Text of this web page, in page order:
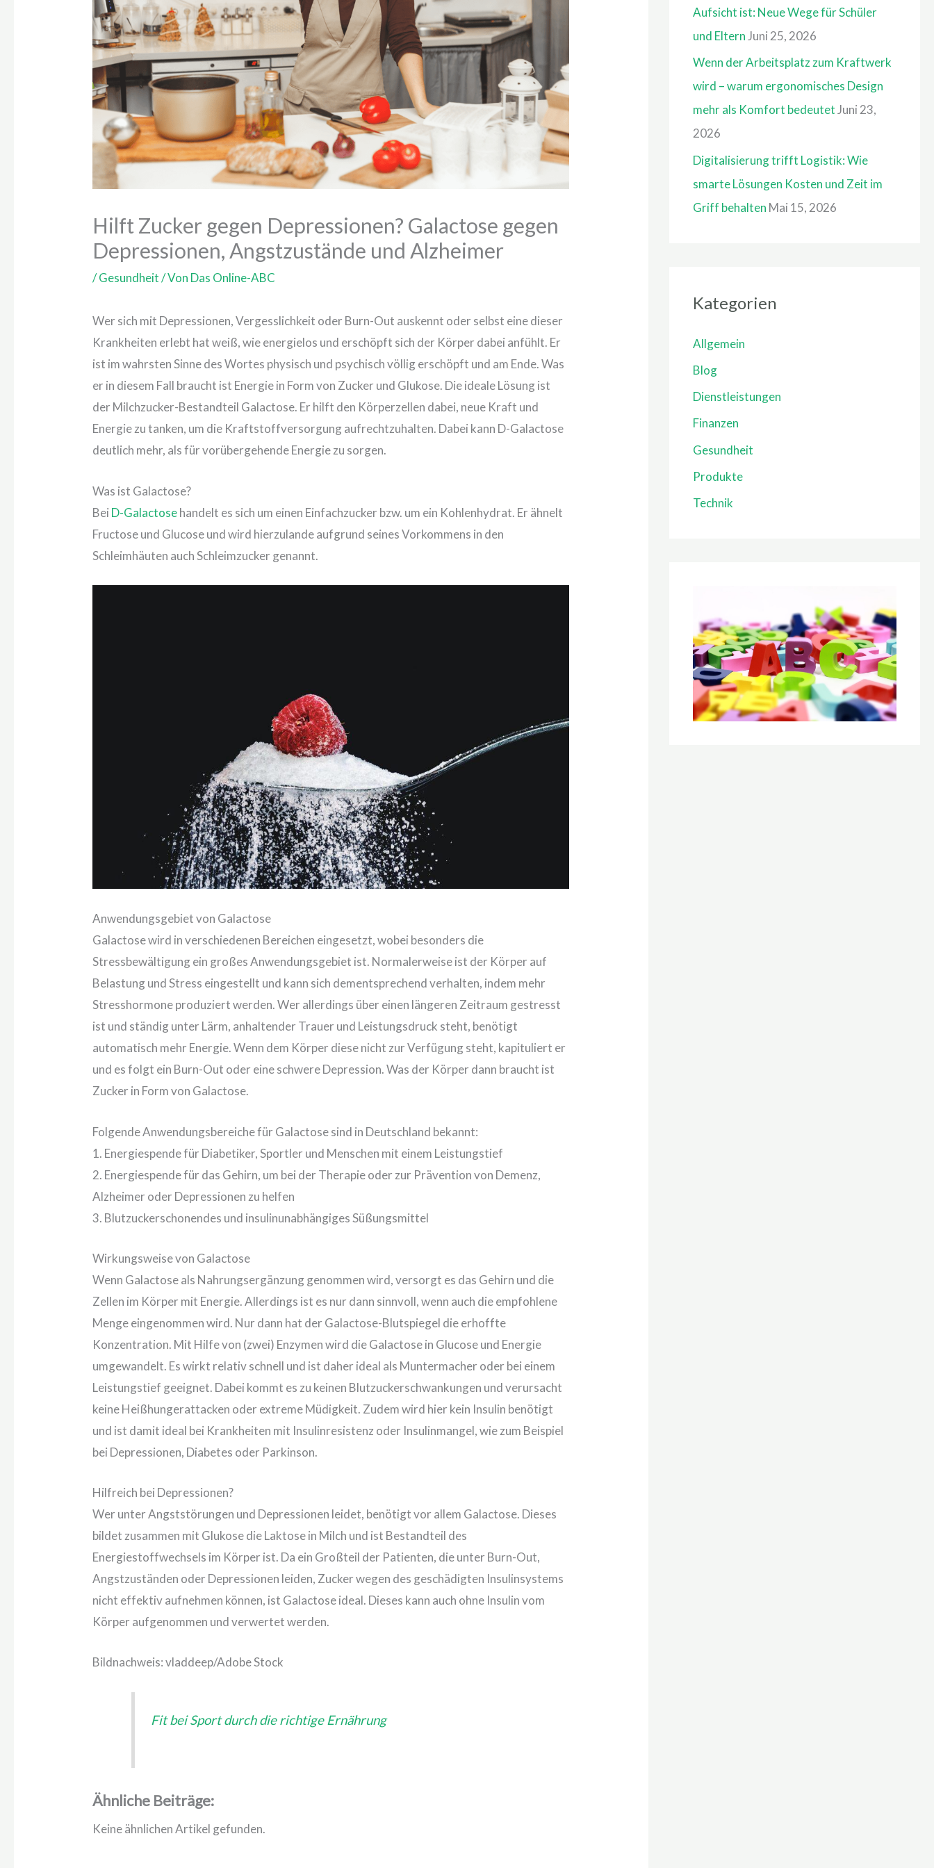
Hilft Zucker gegen Depressionen? Galactose gegen
Depressionen, Angstzustände und Alzheimer
/Gesundheit/ Von Das Online-ABC
Wer sich mit Depressionen, Vergesslichkeit oder Burn-Out auskennt oder selbst eine dieser
Krankheiten erlebt hat weiß, wie energielos und erschöpft sich der Körper dabei anfühlt. Er
ist im wahrsten Sinne des Wortes physisch und psychisch völlig erschöpft und am Ende. Was
er in diesem Fall braucht ist Energie in Form von Zucker und Glukose. Die ideale Lösung ist
der Milchzucker-Bestandteil Galactose. Er hilft den Körperzellen dabei, neue Kraft und
Energie zu tanken, um die Kraftstoffversorgung aufrechtzuhalten. Dabei kann D-Galactose
deutlich mehr, als für vorübergehende Energie zu sorgen.
Was ist Galactose?
Bei D-Galactosehandelt es sich um einen Einfachzucker bzw. um ein Kohlenhydrat. Er ähnelt
Fructose und Glucose und wird hierzulande aufgrund seines Vorkommens in den
Schleimhäuten auch Schleimzucker genannt.
Anwendungsgebiet von Galactose
Galactose wird in verschiedenen Bereichen eingesetzt, wobei besonders die
Stressbewältigung ein großes Anwendungsgebiet ist. Normalerweise ist der Körper auf
Belastung und Stress eingestellt und kann sich dementsprechend verhalten, indem mehr
Stresshormone produziert werden. Wer allerdings über einen längeren Zeitraum gestresst
ist und ständig unter Lärm, anhaltender Trauer und Leistungsdruck steht, benötigt
automatisch mehr Energie. Wenn dem Körper diese nicht zur Verfügung steht, kapituliert er
und es folgt ein Burn-Out oder eine schwere Depression. Was der Körper dann braucht ist
Zucker in Form von Galactose.
Folgende Anwendungsbereiche für Galactose sind in Deutschland bekannt:
1. Energiespende für Diabetiker, Sportler und Menschen mit einem Leistungstief
2. Energiespende für das Gehirn, um bei der Therapie oder zur Prävention von Demenz,
Alzheimer oder Depressionen zu helfen
3. Blutzuckerschonendes und insulinunabhängiges Süßungsmittel
Wirkungsweise von Galactose
Wenn Galactose als Nahrungsergänzung genommen wird, versorgt es das Gehirn und die
Zellen im Körper mit Energie. Allerdings ist es nur dann sinnvoll, wenn auch die empfohlene
Menge eingenommen wird. Nur dann hat der Galactose-Blutspiegel die erhoffte
Konzentration. Mit Hilfe von (zwei) Enzymen wird die Galactose in Glucose und Energie
umgewandelt. Es wirkt relativ schnell und ist daher ideal als Muntermacher oder bei einem
Leistungstief geeignet. Dabei kommt es zu keinen Blutzuckerschwankungen und verursacht
keine Heißhungerattacken oder extreme Müdigkeit. Zudem wird hier kein Insulin benötigt
und ist damit ideal bei Krankheiten mit Insulinresistenz oder Insulinmangel, wie zum Beispiel
bei Depressionen, Diabetes oder Parkinson.
Hilfreich bei Depressionen?
Wer unter Angststörungen und Depressionen leidet, benötigt vor allem Galactose. Dieses
bildet zusammen mit Glukose die Laktose in Milch und ist Bestandteil des
Energiestoffwechsels im Körper ist. Da ein Großteil der Patienten, die unter Burn-Out,
Angstzuständen oder Depressionen leiden, Zucker wegen des geschädigten Insulinsystems
nicht effektiv aufnehmen können, ist Galactose ideal. Dieses kann auch ohne Insulin vom
Körper aufgenommen und verwertet werden.
Bildnachweis: vladdeep/Adobe Stock
Fit bei Sport durch die richtige Ernährung
Ähnliche Beiträge:
Keine ähnlichen Artikel gefunden.
a
c
h
:
Aufsicht ist: Neue Wege für Schüler
und Eltern Juni 25, 2026
Wenn der Arbeitsplatz zum Kraftwerk
wird – warum ergonomisches Design
mehr als Komfort bedeutetJuni 23,
2026
Digitalisierung trifft Logistik: Wie
smarte Lösungen Kosten und Zeit im
Griff behalten Mai 15, 2026
Kategorien
Allgemein
Blog
Dienstleistungen
Finanzen
Gesundheit
Produkte
Technik